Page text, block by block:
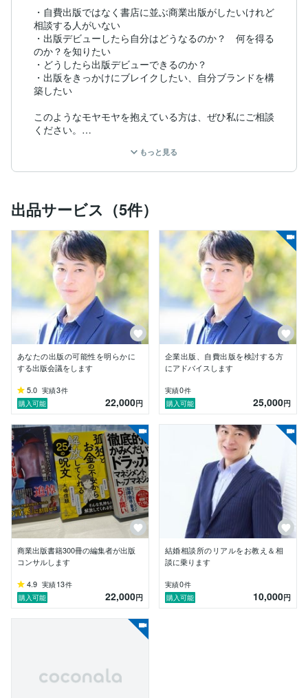
・自費出版ではなく書店に並ぶ商業出版がしたいけれど
相談する人がいない
・出版デビューしたら自分はどうなるのか？　何を得る
のか？を知りたい
・どうしたら出版デビューできるのか？
・出版をきっかけにブレイクしたい、自分ブランドを構
築したい
このようなモヤモヤを抱えている方は、ぜひ私にご相談
ください。
に活躍。その後、㈱主婦の友社へ転職し女性向けファッ
ション誌2誌で副編集長を歴任。
います。同社退社後も編集者として活動中です。
私が編集した書籍がデビュー本で、その後に各方面で大
活躍した著者も多数います。
ビジネス・自己啓発、占い、スピリチュアル、翻訳書全
般、健康医学、趣味実用、生活実用、ドキュメンタリー
（アントニオ猪木さんの闘病番組の書籍化など）、タレ
ントエッセイ（高田純次さん、ジャガー横田さん、蝶野
正洋さんなど多数）、心理学、筋トレ・ストレッチ、携
帯小説、投資、LGBT、政治、サブカルチャー…。コミ
ックと純文学以外はほぼすべてのジャンルで書籍編集経
験があります。
ココナラでの同様のサービス出品者様とは経験、実績、
スキルにおいて段違いに上だと思います。
で、リアルな出版の今という目線でご相談に乗れます。
もっと見る
出品サービス（5件）
あなたの出版の可能性を明らかに
する出版会議をします
5.0 実績3件
購入可能
22,000円
企業出版、自費出版を検討する方
にアドバイスします
実績0件
購入可能
25,000円
商業出版書籍300冊の編集者が出版
コンサルします
4.9 実績13件
購入可能
22,000円
結婚相談所のリアルをお教え＆相
談に乗ります
実績0件
購入可能
10,000円